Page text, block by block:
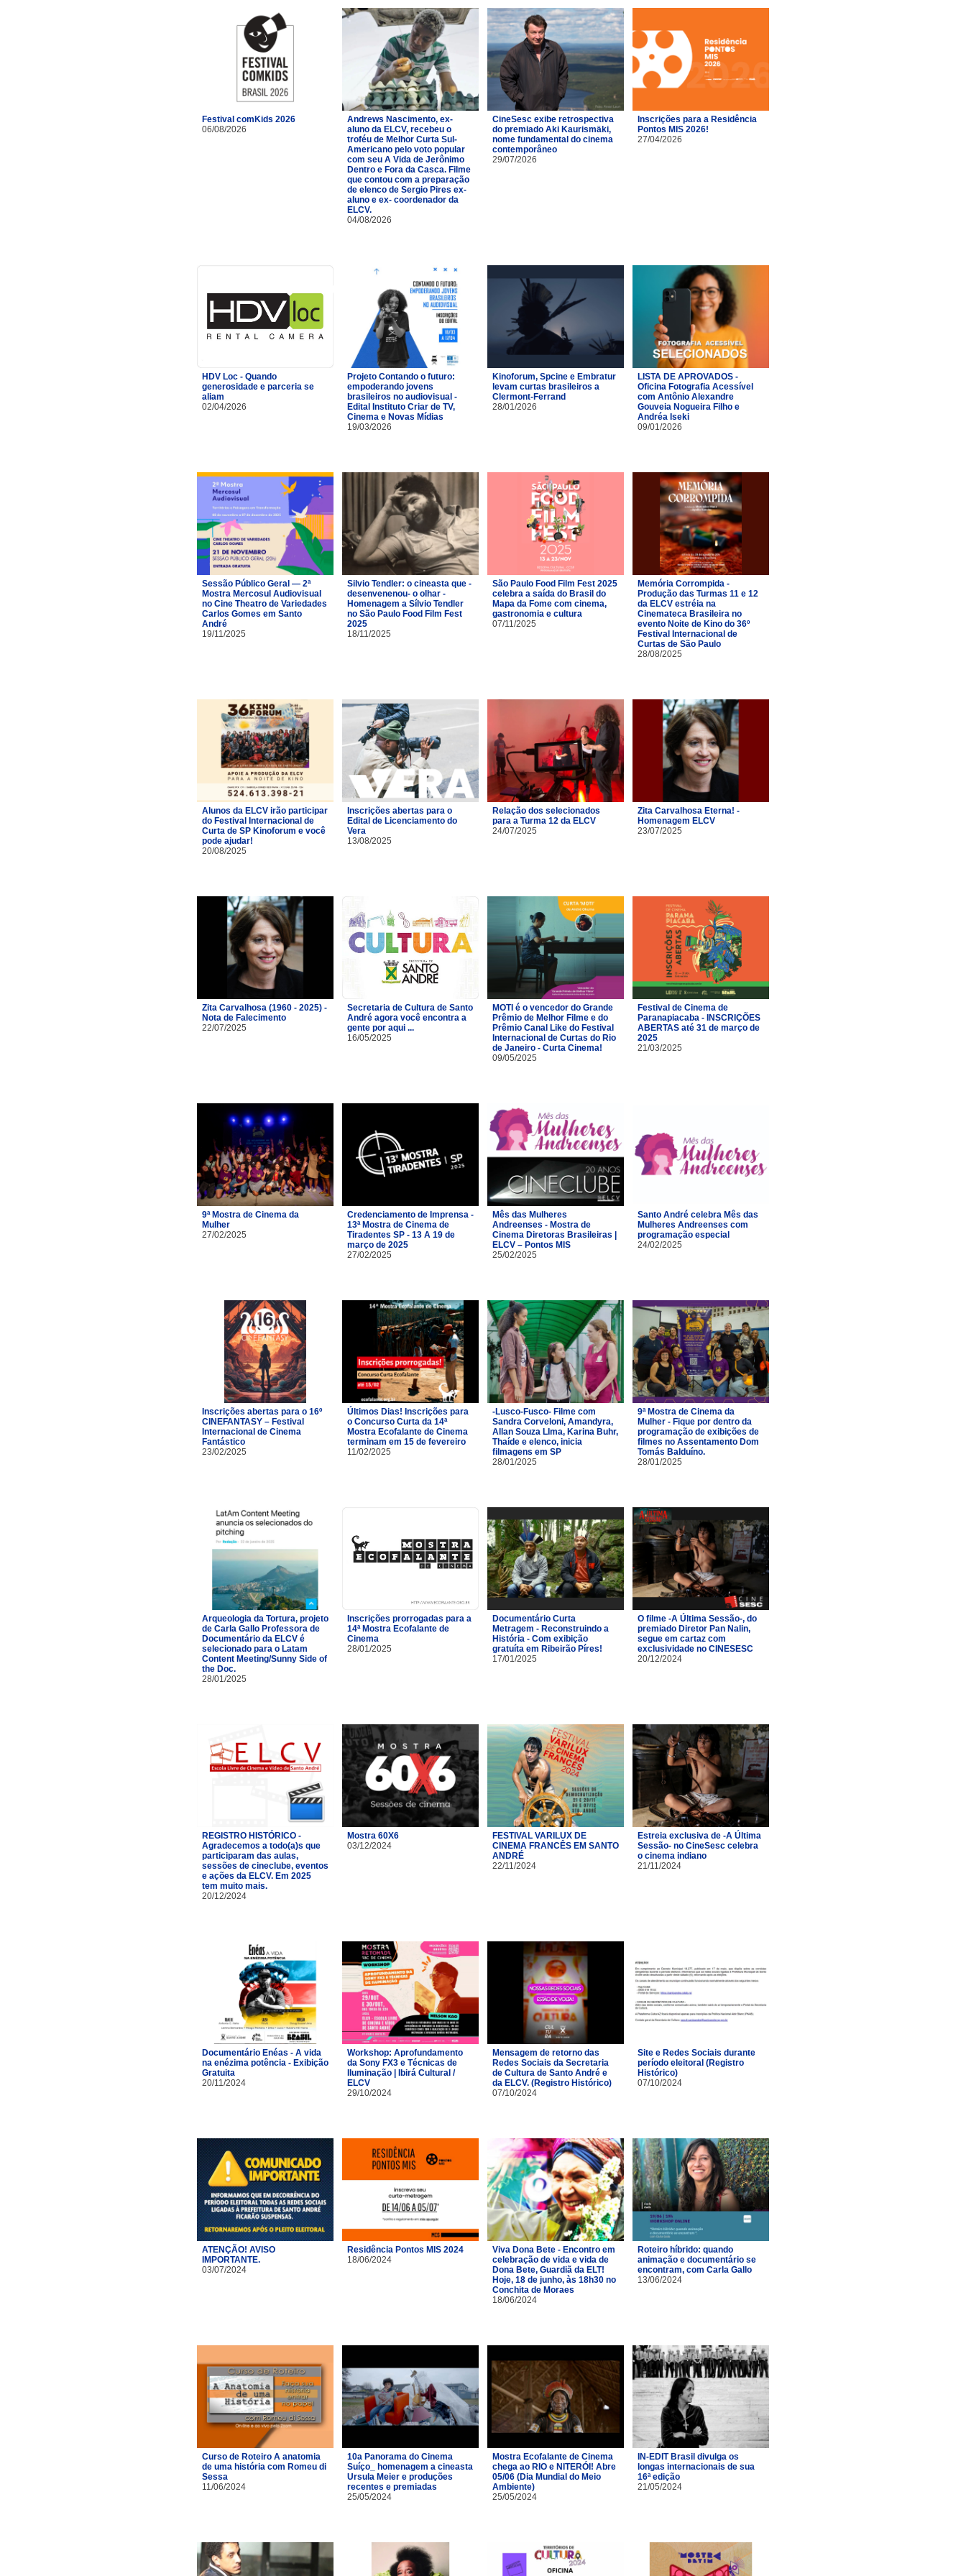
Festival comKids 2026
06/08/2026
Andrews Nascimento, ex-
aluno da ELCV, recebeu o
troféu de Melhor Curta Sul-
Americano pelo voto popular
com seu A Vida de Jerônimo
Dentro e Fora da Casca. Filme
que contou com a preparação
de elenco de Sergio Pires ex-
aluno e ex- coordenador da
ELCV.
04/08/2026
CineSesc exibe retrospectiva
do premiado Aki Kaurismäki,
nome fundamental do cinema
contemporâneo
29/07/2026
Inscrições para a Residência
Pontos MIS 2026!
27/04/2026
HDV Loc - Quando
generosidade e parceria se
aliam
02/04/2026
Projeto Contando o futuro:
empoderando jovens
brasileiros no audiovisual -
Edital Instituto Criar de TV,
Cinema e Novas Mídias
19/03/2026
Kinoforum, Spcine e Embratur
levam curtas brasileiros a
Clermont-Ferrand
28/01/2026
LISTA DE APROVADOS -
Oficina Fotografia Acessível
com Antônio Alexandre
Gouveia Nogueira Filho e
Andréa Iseki
09/01/2026
Sessão Público Geral — 2ª
Mostra Mercosul Audiovisual
no Cine Theatro de Variedades
Carlos Gomes em Santo
André
19/11/2025
Silvio Tendler: o cineasta que -
desenvenenou- o olhar -
Homenagem a Sílvio Tendler
no São Paulo Food Film Fest
2025
18/11/2025
São Paulo Food Film Fest 2025
celebra a saída do Brasil do
Mapa da Fome com cinema,
gastronomia e cultura
07/11/2025
Memória Corrompida -
Produção das Turmas 11 e 12
da ELCV estréia na
Cinemateca Brasileira no
evento Noite de Kino do 36º
Festival Internacional de
Curtas de São Paulo
28/08/2025
Alunos da ELCV irão participar
do Festival Internacional de
Curta de SP Kinoforum e você
pode ajudar!
20/08/2025
Inscrições abertas para o
Edital de Licenciamento do
Vera
13/08/2025
Relação dos selecionados
para a Turma 12 da ELCV
24/07/2025
Zita Carvalhosa Eterna! -
Homenagem ELCV
23/07/2025
Zita Carvalhosa (1960 - 2025) -
Nota de Falecimento
22/07/2025
Secretaria de Cultura de Santo
André agora você encontra a
gente por aqui ...
16/05/2025
MOTI é o vencedor do Grande
Prêmio de Melhor Filme e do
Prêmio Canal Like do Festival
Internacional de Curtas do Rio
de Janeiro - Curta Cinema!
09/05/2025
Festival de Cinema de
Paranapiacaba - INSCRIÇÕES
ABERTAS até 31 de março de
2025
21/03/2025
9ª Mostra de Cinema da
Mulher
27/02/2025
Credenciamento de Imprensa -
13ª Mostra de Cinema de
Tiradentes SP - 13 A 19 de
março de 2025
27/02/2025
Mês das Mulheres
Andreenses - Mostra de
Cinema Diretoras Brasileiras |
ELCV – Pontos MIS
25/02/2025
Santo André celebra Mês das
Mulheres Andreenses com
programação especial
24/02/2025
Inscrições abertas para o 16º
CINEFANTASY – Festival
Internacional de Cinema
Fantástico
23/02/2025
Últimos Dias! Inscrições para
o Concurso Curta da 14ª
Mostra Ecofalante de Cinema
terminam em 15 de fevereiro
11/02/2025
-Lusco-Fusco- Filme com
Sandra Corveloni, Amandyra,
Allan Souza LIma, Karina Buhr,
Thaíde e elenco, inicia
filmagens em SP
28/01/2025
9ª Mostra de Cinema da
Mulher - Fique por dentro da
programação de exibições de
filmes no Assentamento Dom
Tomás Balduíno.
28/01/2025
Arqueologia da Tortura, projeto
de Carla Gallo Professora de
Documentário da ELCV é
selecionado para o Latam
Content Meeting/Sunny Side of
the Doc.
28/01/2025
Inscrições prorrogadas para a
14ª Mostra Ecofalante de
Cinema
28/01/2025
Documentário Curta
Metragem - Reconstruindo a
História - Com exibição
gratuíta em Ribeirão Píres!
17/01/2025
O filme -A Última Sessão-, do
premiado Diretor Pan Nalin,
segue em cartaz com
exclusividade no CINESESC
20/12/2024
REGISTRO HISTÓRICO -
Agradecemos a todo(a)s que
participaram das aulas,
sessões de cineclube, eventos
e ações da ELCV. Em 2025
tem muito mais.
20/12/2024
Mostra 60X6
03/12/2024
FESTIVAL VARILUX DE
CINEMA FRANCÊS EM SANTO
ANDRÉ
22/11/2024
Estreia exclusiva de -A Última
Sessão- no CineSesc celebra
o cinema indiano
21/11/2024
Documentário Enéas - A vida
na enézima potência - Exibição
Gratuita
20/11/2024
Workshop: Aprofundamento
da Sony FX3 e Técnicas de
Iluminação | Ibirá Cultural /
ELCV
29/10/2024
Mensagem de retorno das
Redes Sociais da Secretaria
de Cultura de Santo André e
da ELCV. (Registro Histórico)
07/10/2024
Site e Redes Sociais durante
período eleitoral (Registro
Histórico)
07/10/2024
ATENÇÃO! AVISO
IMPORTANTE.
03/07/2024
Residência Pontos MIS 2024
18/06/2024
Viva Dona Bete - Encontro em
celebração de vida e vida de
Dona Bete, Guardiã da ELT!
Hoje, 18 de junho, às 18h30 no
Conchita de Moraes
18/06/2024
Roteiro híbrido: quando
animação e documentário se
encontram, com Carla Gallo
13/06/2024
Curso de Roteiro A anatomia
de uma história com Romeu di
Sessa
11/06/2024
10a Panorama do Cinema
Suíço_ homenagem a cineasta
Ursula Meier e produções
recentes e premiadas
25/05/2024
Mostra Ecofalante de Cinema
chega ao RIO e NITERÓI! Abre
05/06 (Dia Mundial do Meio
Ambiente)
25/05/2024
IN-EDIT Brasil divulga os
longas internacionais de sua
16ª edição
21/05/2024